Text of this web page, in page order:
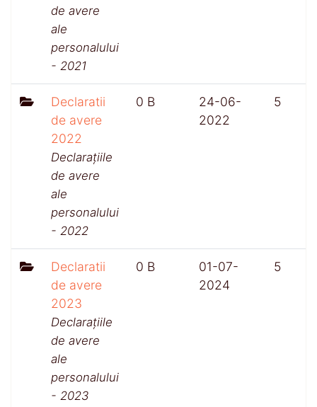
de avere
ale
personalului
- 2021
Declaratii
de avere
2022
Declarațiile
de avere
ale
personalului
- 2022
0 B
24-06-
2022
5
Declaratii
de avere
2023
Declarațiile
de avere
ale
personalului
- 2023
0 B
01-07-
2024
5